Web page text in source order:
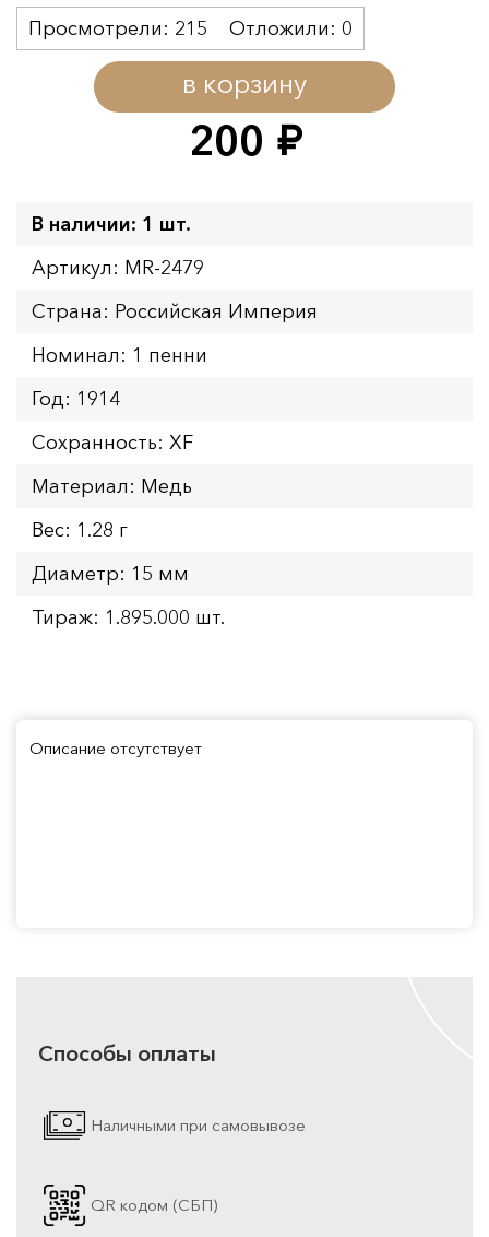
200 руб.
в корзину
Просмотрели: 215 Отложили: 0
В наличии: 1 шт.
Артикул: MR-2479
Страна: Российская Империя
Номинал: 1 пенни
Год: 1914
Сохранность: XF
Материал: Медь
Вес: 1.28 г
Диаметр: 15 мм
Тираж: 1.895.000 шт.
Описание отсутствует
Способы оплаты
Наличными при самовывозе
QR кодом (СБП)